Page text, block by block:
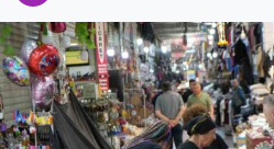
Magazin
Politika
Tüm Manşetler
Son Dakika Haberleri